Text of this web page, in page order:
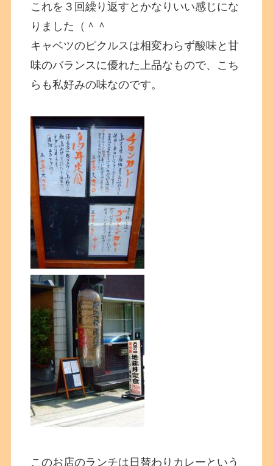
これを３回繰り返すとかなりいい感じにな
りました（＾＾
キャベツのピクルスは相変わらず酸味と甘
味のバランスに優れた上品なもので、こち
らも私好みの味なのです。
このお店のランチは日替わりカレーという